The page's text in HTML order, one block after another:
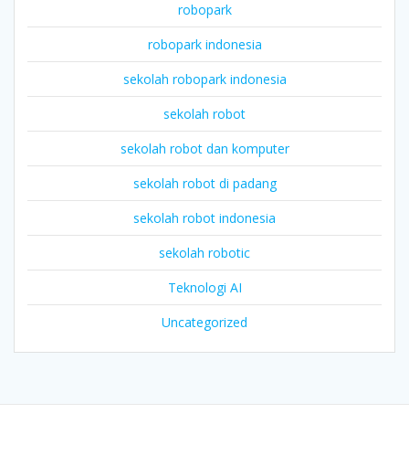
robopark
robopark indonesia
sekolah robopark indonesia
sekolah robot
sekolah robot dan komputer
sekolah robot di padang
sekolah robot indonesia
sekolah robotic
Teknologi AI
Uncategorized